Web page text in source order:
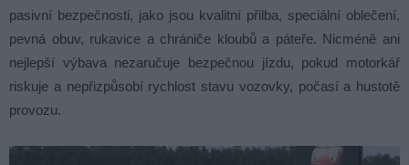
pasivní bezpečnosti, jako jsou kvalitní přilba, speciální oblečení,
pevná obuv, rukavice a chrániče kloubů a páteře. Nicméně ani
nejlepší výbava nezaručuje bezpečnou jízdu, pokud motorkář
riskuje a nepřizpůsobí rychlost stavu vozovky, počasí a hustotě
provozu.